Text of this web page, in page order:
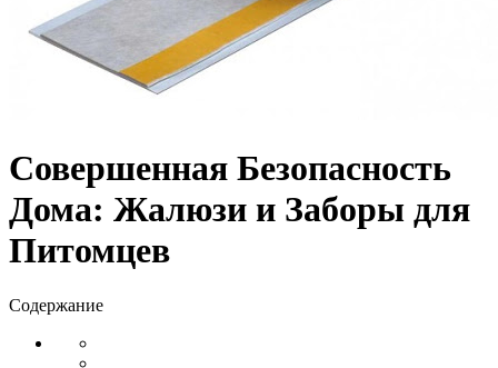
Совершенная Безопасность
Дома: Жалюзи и Заборы для
Питомцев
Содержание